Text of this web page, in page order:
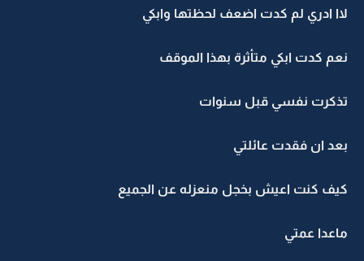
لاا ادري لم كدت اضعف لحظتها وابكي
نعم كدت ابكي متأثرة بهذا الموقف
تذكرت نفسي قبل سنوات
بعد ان فقدت عائلتي
كيف كنت اعيش بخجل منعزله عن الجميع
ماعدا عمتي